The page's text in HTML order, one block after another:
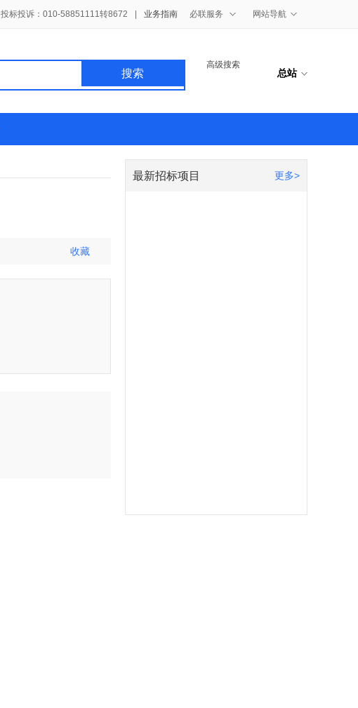
投标投诉：010-58851111转8672 业务指南 必联服务 网站导航
搜索
高级搜索
总站
收藏
最新招标项目 更多>